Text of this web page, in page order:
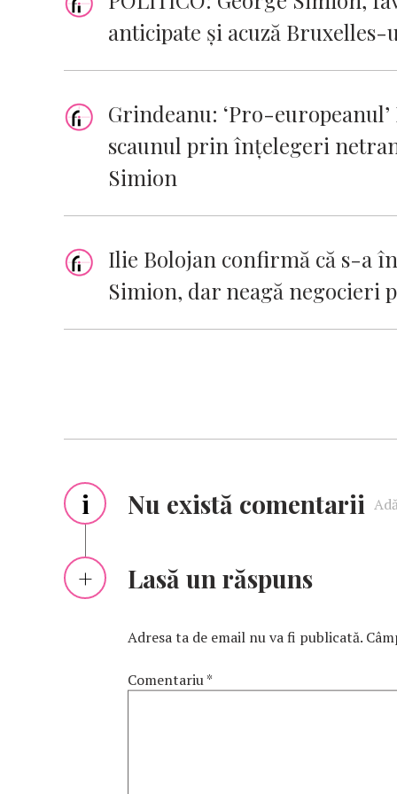
anticipate și acuză Bruxelles-
Grindeanu: ‘Pro-
scaunul prin înţelegeri
Simion
Ilie Bolojan confirmă că s-a
Simion, dar neagă negocieri
i Nu există comentarii
Lasă un răspuns
Adresa ta de email nu va fi publicată.
Comentariu*